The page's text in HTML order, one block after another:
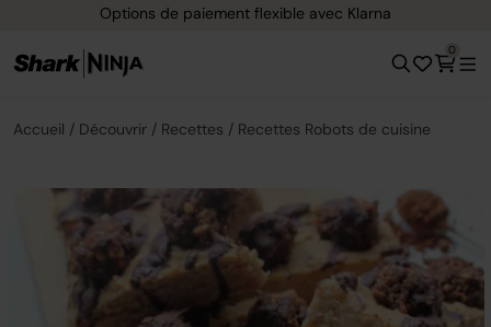
Options de paiement flexible avec Klarna
0
Accueil Découvrir Recettes Recettes Robots de cuisine